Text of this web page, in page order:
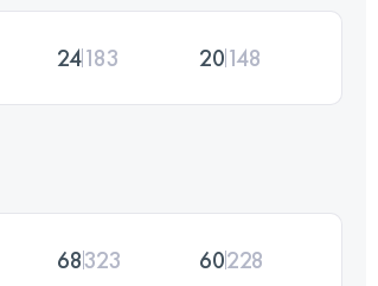
24183 20148
68323 60228